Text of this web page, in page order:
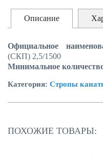
Описание
Официальное
(СКП) 2,5/1500
Минимальное
Категория: Стропы
ПОХОЖИЕ ТОВАРЫ: